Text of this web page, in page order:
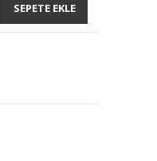
SEPETE EKLE